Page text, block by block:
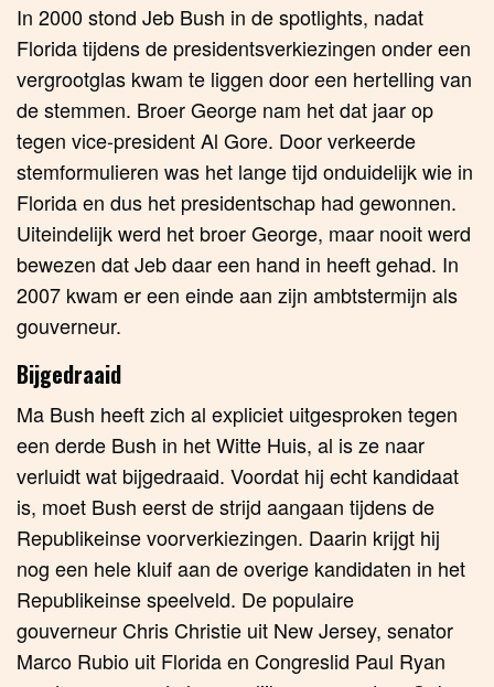
In 2000 stond Jeb Bush in de spotlights, nadat
Florida tijdens de presidentsverkiezingen onder een
vergrootglas kwam te liggen door een hertelling van
de stemmen. Broer George nam het dat jaar op
tegen vice-president Al Gore. Door verkeerde
stemformulieren was het lange tijd onduidelijk wie in
Florida en dus het presidentschap had gewonnen.
Uiteindelijk werd het broer George, maar nooit werd
bewezen dat Jeb daar een hand in heeft gehad. In
2007 kwam er een einde aan zijn ambtstermijn als
gouverneur.
Bijgedraaid
Ma Bush heeft zich al expliciet uitgesproken tegen
een derde Bush in het Witte Huis, al is ze naar
verluidt wat bijgedraaid. Voordat hij echt kandidaat
is, moet Bush eerst de strijd aangaan tijdens de
Republikeinse voorverkiezingen. Daarin krijgt hij
nog een hele kluif aan de overige kandidaten in het
Republikeinse speelveld. De populaire
gouverneur Chris Christie uit New Jersey, senator
Marco Rubio uit Florida en Congreslid Paul Ryan